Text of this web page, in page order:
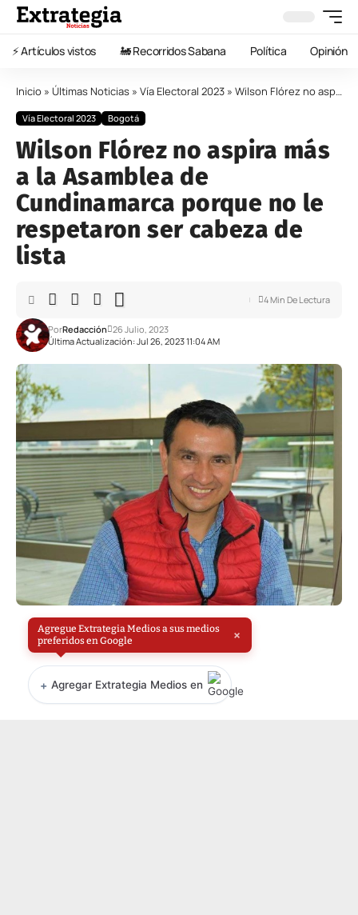
⚡️ Artículos vistos 🚂 Recorridos Sabana Política Opinión
Inicio » Últimas Noticias » Vía Electoral 2023 » Wilson Flórez no aspira más a la Asamblea de Cundinamarca porque no le respetaron ser cabeza de lista
Vía Electoral 2023 Bogotá
Wilson Flórez no aspira más
a la Asamblea de
Cundinamarca porque no le
respetaron ser cabeza de
lista
Última Actualización: Jul 26, 2023 11:04 AM
PorRedacción 26 Julio, 2023
4 Min De Lectura
Agregue Extrategia Medios a sus medios
preferidos en Google
×
+ Agregar Extrategia Medios en